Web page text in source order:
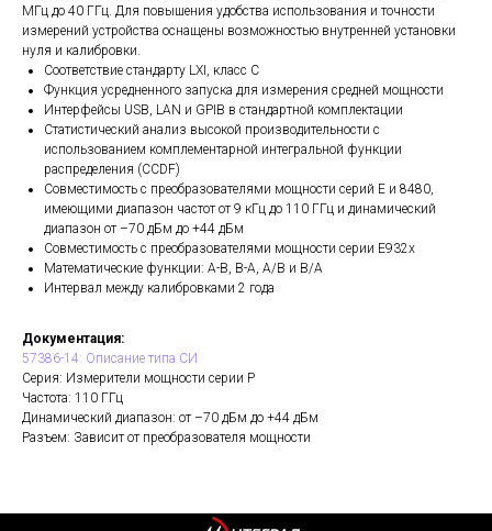
МГц до 40 ГГц. Для повышения удобства использования и точности
измерений устройства оснащены возможностью внутренней установки
нуля и калибровки.
Соответствие стандарту LXI, класс C
Функция усредненного запуска для измерения средней мощности
Интерфейсы USB, LAN и GPIB в стандартной комплектации
Статистический анализ высокой производительности с
использованием комплементарной интегральной функции
распределения (CCDF)
Совместимость с преобразователями мощности серий Е и 8480,
имеющими диапазон частот от 9 кГц до 110 ГГц и динамический
диапазон от –70 дБм до +44 дБм
Совместимость с преобразователями мощности серии E932x
Математические функции: A-B, B-A, A/B и B/A
Интервал между калибровками 2 года
Документация:
57386-14: Описание типа СИ
Серия: Измерители мощности серии P
Частота: 110 ГГц
Динамический диапазон: от –70 дБм до +44 дБм
Разъем: Зависит от преобразователя мощности